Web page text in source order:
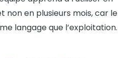
non en plusieurs mois, car le
langage que l’exploitation.